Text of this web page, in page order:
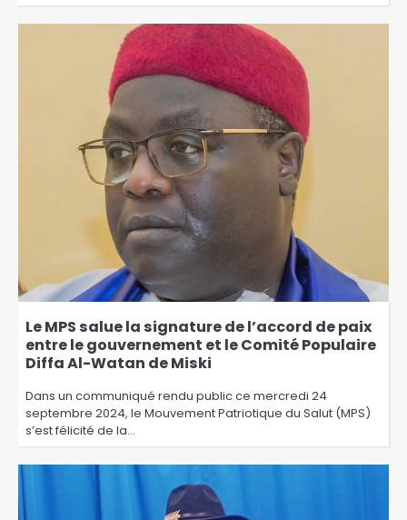
Le MPS salue la signature de l’accord de paix
entre le gouvernement et le Comité Populaire
Diffa Al-Watan de Miski
Dans un communiqué rendu public ce mercredi 24
septembre 2024, le Mouvement Patriotique du Salut (MPS)
s’est félicité de la…